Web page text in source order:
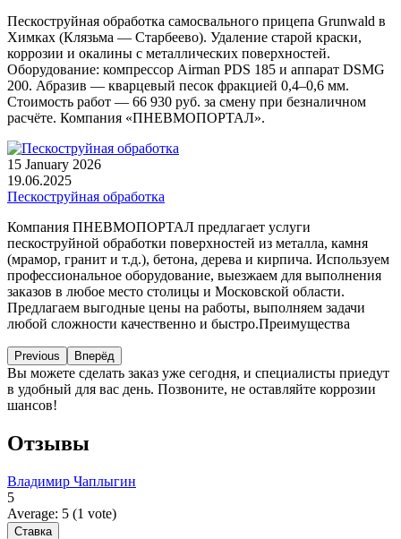
Пескоструйная обработка самосвального прицепа Grunwald в
Химках (Клязьма — Старбеево). Удаление старой краски,
коррозии и окалины с металлических поверхностей.
Оборудование: компрессор Airman PDS 185 и аппарат DSMG
200. Абразив — кварцевый песок фракцией 0,4–0,6 мм.
Стоимость работ — 66 930 руб. за смену при безналичном
расчёте. Компания «ПНЕВМОПОРТАЛ».
15 January 2026
19.06.2025
Пескоструйная обработка
Компания ПНЕВМОПОРТАЛ предлагает услуги
пескоструйной обработки поверхностей из металла, камня
(мрамор, гранит и т.д.), бетона, дерева и кирпича. Используем
профессиональное оборудование, выезжаем для выполнения
заказов в любое место столицы и Московской области.
Предлагаем выгодные цены на работы, выполняем задачи
любой сложности качественно и быстро.Преимущества
Previous Вперёд
Вы можете сделать заказ уже сегодня, и специалисты приедут
в удобный для вас день. Позвоните, не оставляйте коррозии
шансов!
Отзывы
Владимир Чаплыгин
5
Average: 5 (1 vote)